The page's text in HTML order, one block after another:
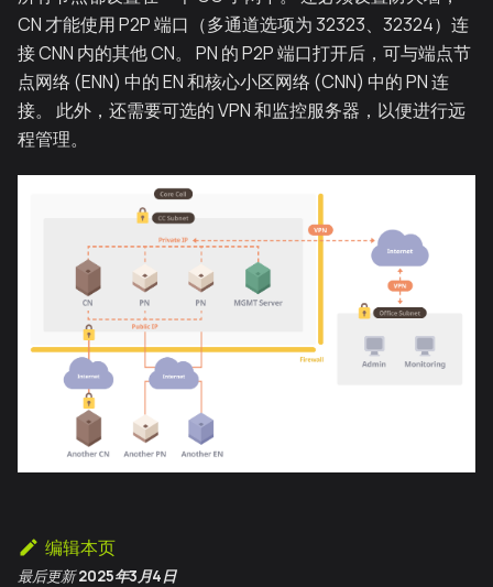
CN 才能使用 P2P 端口（多通道选项为 32323、32324）连
接 CNN 内的其他 CN。 PN 的 P2P 端口打开后，可与端点节
点网络 (ENN) 中的 EN 和核心小区网络 (CNN) 中的 PN 连
接。 此外，还需要可选的 VPN 和监控服务器，以便进行远
程管理。
编辑本页
最后更新 2025年3月4日